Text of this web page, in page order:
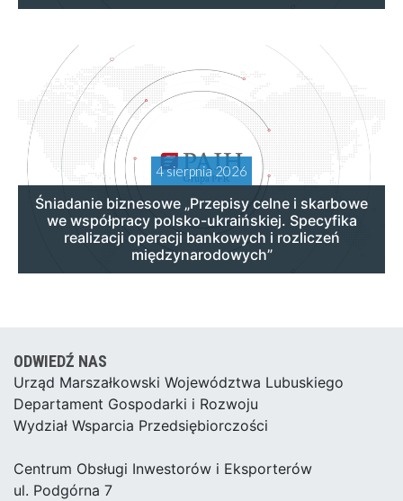
4 sierpnia 2026
Śniadanie biznesowe „Przepisy celne i skarbowe
we współpracy polsko-ukraińskiej. Specyfika
realizacji operacji bankowych i rozliczeń
międzynarodowych”
ODWIEDŹ NAS
Urząd Marszałkowski Województwa Lubuskiego
Departament Gospodarki i Rozwoju
Wydział Wsparcia Przedsiębiorczości
Centrum Obsługi Inwestorów i Eksporterów
ul. Podgórna 7